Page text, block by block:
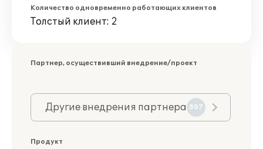
Количество одновременно работающих клиентов
Толстый клиент: 2
Партнер, осуществивший внедрение/проект
Другие внедрения партнера 507
Продукт